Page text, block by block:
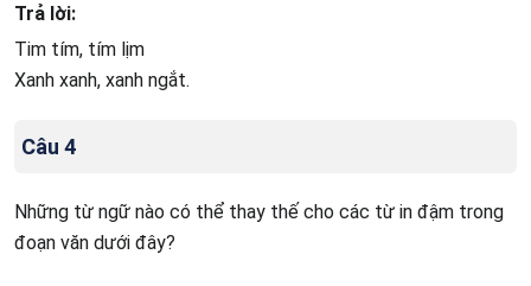
Trả lời:
Tim tím, tím lịm
Xanh xanh, xanh ngắt.
Câu 4
Những từ ngữ nào có thể thay thế cho các từ in đậm trong
đoạn văn dưới đây?